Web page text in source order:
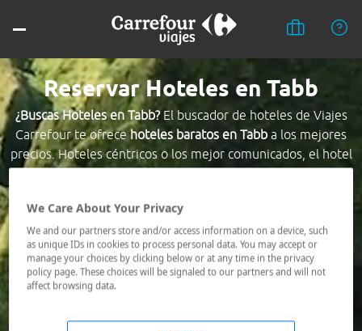
Reservar Hoteles en Tabb
¿Buscas Hoteles en Tabb?El buscador de hoteles de Viajes
Carrefour te ofrecehoteles baratos en Tabba los mejores
precios. Hoteles céntricos o los mejor comunicados, el hotel
que busques nosotros te lo encontramos al mejor precio.
Destino *
Fechas *
08/08/2026 - 09/08/2026
We Care About Your Privacy
We and our partners store and/or access information on a device, such
as unique IDs in cookies to process personal data. You may accept or
manage your choices by clicking below or at any time in the privacy
policy page. These choices will be signaled to our partners and will not
affect browsing data.